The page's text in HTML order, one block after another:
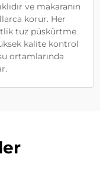
ve makaranın
korur. Her
tuz püskürtme
kalite kontrol
ortamlarında